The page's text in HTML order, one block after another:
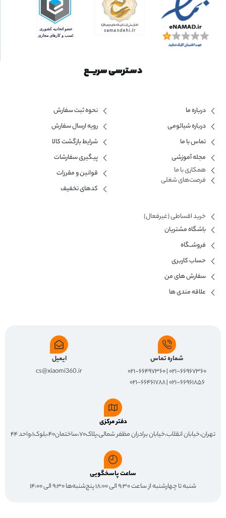
دسـترسی سریــع
درباره ما
درباره شیائومی
تماس با ما
مجله آموزشی
همکاری با ما​
فرصت‌های شغلی
نحوه ثبت سفارش
رویه ارسال سفارش
شرایط بازگشت کالا
پیگیری سفارشات
قوانین و مقررات
کدهای تخفیف
خرید اقساطی (غیرفعال)
باشگاه مشتریان
فروشــگاه
حساب کاربری
سفارش های من
علاقه مندی ها
شماره تماس
۰۲۱-۶۶۹۶۷۳۶۰ | ۰۲۱-۶۶۴۹۷۳۶۰
۰۲۱-۶۶۹۶۱۸۵۶ | ۰۲۱-۶۶۴۶۱۷۸۸
ایمیل
cs@xiaomi360.ir
دفتر مرکزی
تهران،خیابان انقلاب،خیابان برادران مظفر شمالی،پلاک۷۰،ساختمان۴۰،بلوک۱،واحد ۴۴
ساعت پاسخگویی
شنبه تا چهارشنبه از ساعت ۹:۳۰ الی ۱۸:۰۰ پنج‌شنبه‌ها ۹:۳۰ الی ۱۴:۰۰